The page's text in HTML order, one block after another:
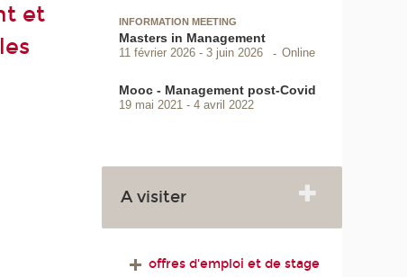
et
INFORMATION MEETING
Masters in Management
11 février 2026 3 juin 2026 Online
Mooc - Management post-Covid
19 mai 2021 4 avril 2022
A visiter
offres d'emploi et de stage